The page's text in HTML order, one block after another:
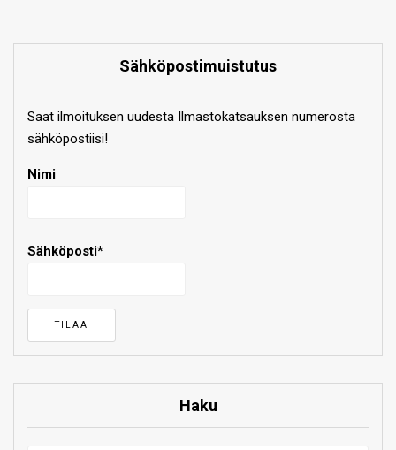
Sähköpostimuistutus
Saat ilmoituksen uudesta Ilmastokatsauksen numerosta
sähköpostiisi!
Nimi
Sähköposti*
Haku